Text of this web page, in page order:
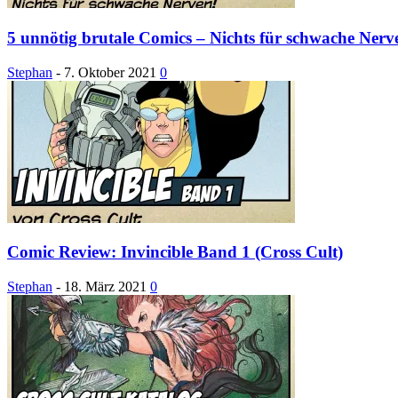
5 unnötig brutale Comics – Nichts für schwache
Stephan - 7. Oktober 2021 0
Comic Review: Invincible Band 1 (Cross Cult)
Stephan - 18. März 2021 0